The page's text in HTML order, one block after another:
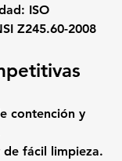
ISO
Z245.60-2008
contención y
fácil limpieza.